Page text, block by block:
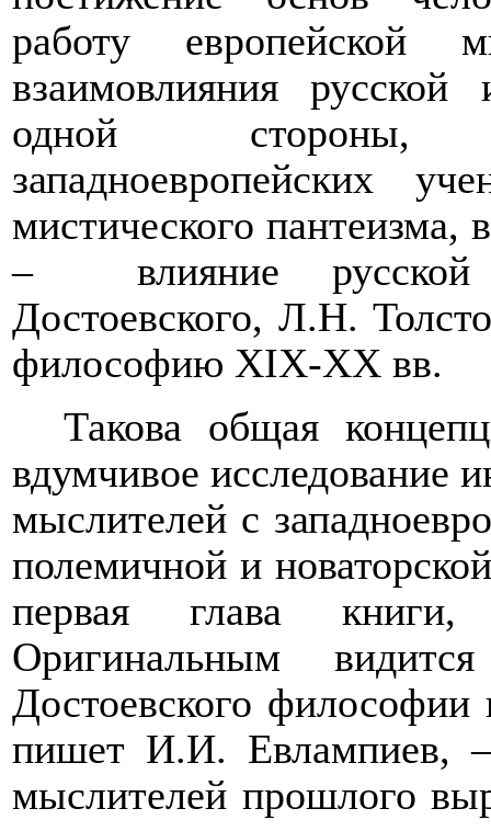
работу европейской
взаимовлияния
одной стороны,
западноевропейских
мистического пантеизма,
–
влияние
Достоевского, Л.Н.
философию XIX-XX вв.
Такова общая
вдумчивое исследование
мыслителей с
полемичной и
первая глава книги,
Оригинальным
Достоевского
пишет И.И. Евлампиев,
мыслителей прошлого